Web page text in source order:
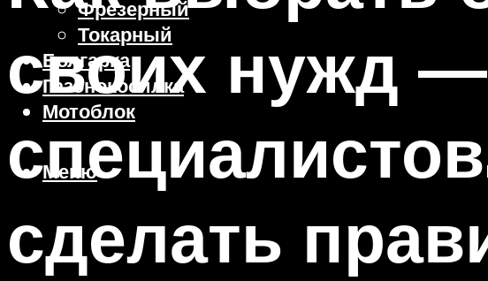
Фрезерный
Токарный
Болгарка
Газонокосилка
Мотоблок
Меню
своих нужд
сделать